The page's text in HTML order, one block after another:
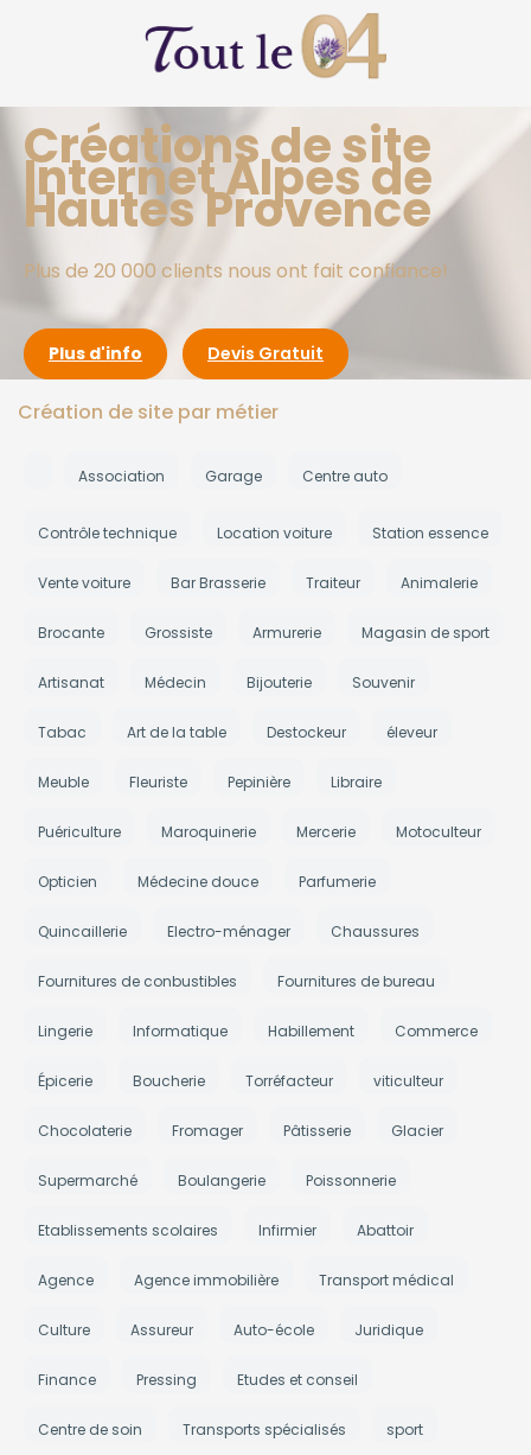
Créations de site
Internet Alpes de
Hautes Provence
Plus de 20 000 clients nous ont fait confiance!
Plus d'info Devis Gratuit
Création de site par métier
Association Garage Centre auto
Contrôle technique Location voiture Station essence
Vente voiture Bar Brasserie Traiteur Animalerie
Brocante Grossiste Armurerie Magasin de sport
Artisanat Médecin Bijouterie Souvenir
Tabac Art de la table Destockeur éleveur
Meuble Fleuriste Pepinière Libraire
Puériculture Maroquinerie Mercerie Motoculteur
Opticien Médecine douce Parfumerie
Quincaillerie Electro-ménager Chaussures
Fournitures de conbustibles Fournitures de bureau
Lingerie Informatique Habillement Commerce
Épicerie Boucherie Torréfacteur viticulteur
Chocolaterie Fromager Pâtisserie Glacier
Supermarché Boulangerie Poissonnerie
Etablissements scolaires Infirmier Abattoir
Agence Agence immobilière Transport médical
Culture Assureur Auto-école Juridique
Finance Pressing Etudes et conseil
Centre de soin Transports spécialisés sport